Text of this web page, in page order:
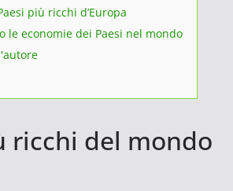
più ricchi d’Europa
le economie dei Paesi nel mondo
ricchi del mondo